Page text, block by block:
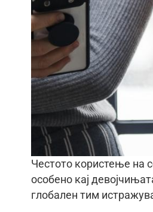
Честото користење на
особено кај
глобален тим